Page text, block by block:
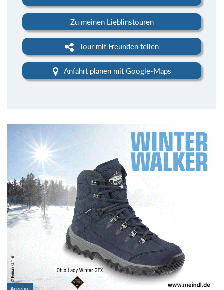
Zu meinen Lieblinstouren
Tour mit Freunden teilen
Anfahrt planen mit Google-Maps